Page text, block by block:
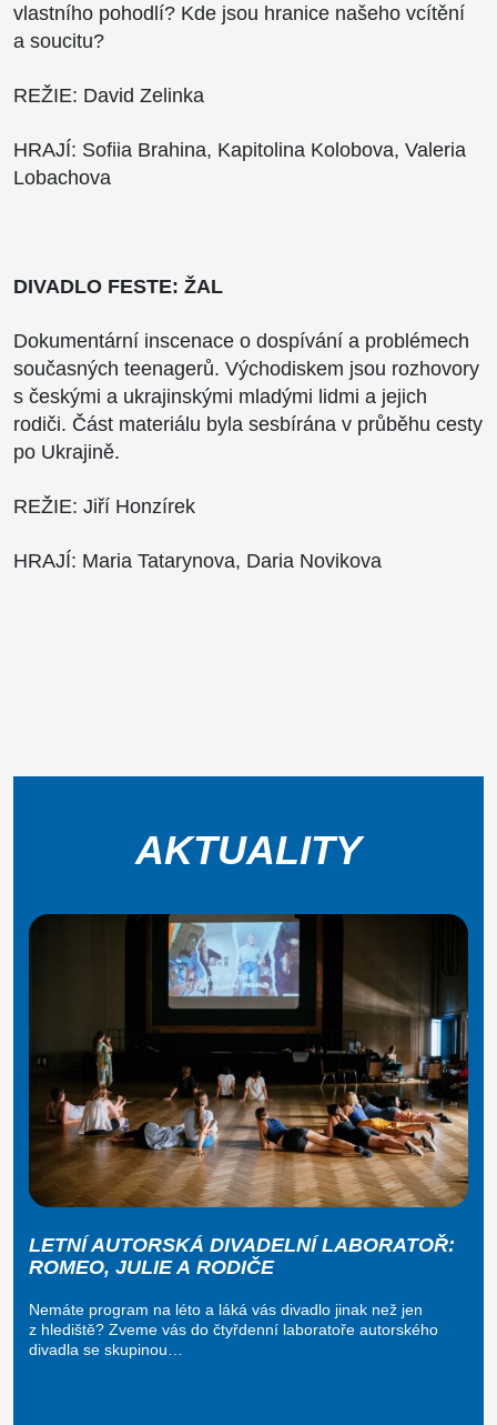
vlastního pohodlí? Kde jsou hranice našeho vcítění
a soucitu?
REŽIE: David Zelinka
HRAJÍ: Sofiia Brahina, Kapitolina Kolobova, Valeria
Lobachova
DIVADLO FESTE: ŽAL
Dokumentární inscenace o dospívání a problémech
současných teenagerů. Východiskem jsou rozhovory
s českými a ukrajinskými mladými lidmi a jejich
rodiči. Část materiálu byla sesbírána v průběhu cesty
po Ukrajině.
RЕŽIE: Jiří Honzírek
HRAJÍ: Maria Tatarynova, Daria Novikova
AKTUALITY
LETNÍ AUTORSKÁ DIVADELNÍ LABORATOŘ:
ROMEO, JULIE A RODIČE
Nemáte program na léto a láká vás divadlo jinak než jen
z hlediště? Zveme vás do čtyřdenní laboratoře autorského
divadla se skupinou…